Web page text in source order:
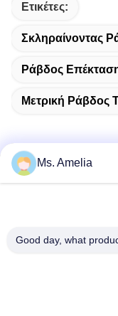
Ετικέτες:
Σκληραίνοντας
Ράβδος
Μετρική Ράβδος
- Όχι, όχι,
Ms. Amelia
Good day, what